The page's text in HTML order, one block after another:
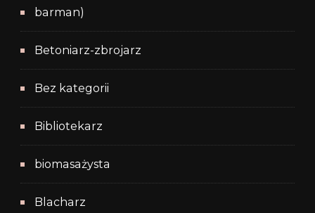
barman)
Betoniarz-zbrojarz
Bez kategorii
Bibliotekarz
biomasażysta
Blacharz